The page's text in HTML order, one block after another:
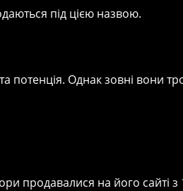
під цією назвою.
потенція. Однак зовні вони
продавалися на його сайті з